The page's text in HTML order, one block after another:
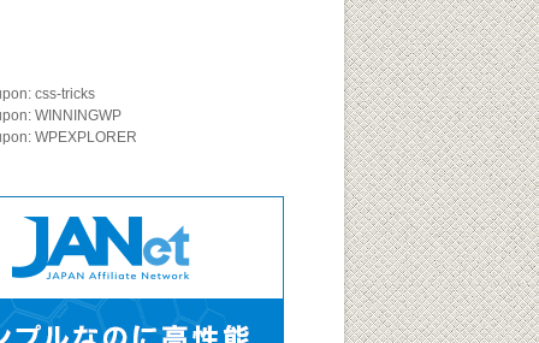
css-tricks
WINNINGWP
WPEXPLORER